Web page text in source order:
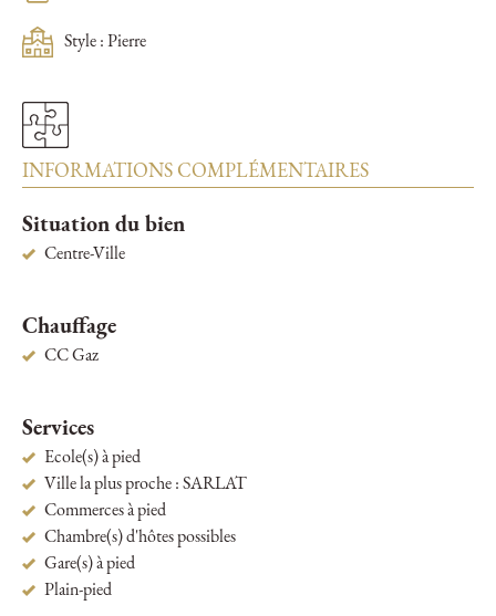
Style : Pierre
INFORMATIONS COMPLÉMENTAIRES
Situation du bien
Centre-Ville
Chauffage
CC Gaz
Services
Ecole(s) à pied
Ville la plus proche : SARLAT
Commerces à pied
Chambre(s) d'hôtes possibles
Gare(s) à pied
Plain-pied